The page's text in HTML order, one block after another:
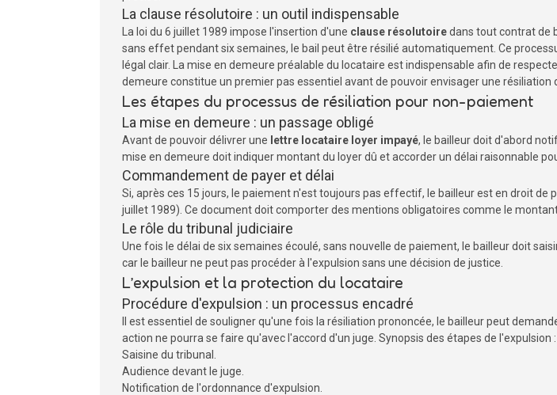
La clause résolutoire : un outil indispensable
La loi du 6 juillet 1989 impose l'insertion d'une clause résolutoiredans tout contrat de
sans effet pendant six semaines, le bail peut être résilié automatiquement. Ce
légal clair. La mise en demeure préalable du locataire est indispensable afin de
demeure constitue un premier pas essentiel avant de pouvoir envisager une résiliation
Les étapes du processus de résiliation pour non-paiement
La mise en demeure : un passage obligé
Avant de pouvoir délivrer une lettre locataire loyer impayé, le bailleur doit d'abord
mise en demeure doit indiquer montant du loyer dû et accorder un délai raisonnable
Commandement de payer et délai
Si, après ces 15 jours, le paiement n'est toujours pas effectif, le bailleur est en droit de
juillet 1989). Ce document doit comporter des mentions obligatoires comme le
Le rôle du tribunal judiciaire
Une fois le délai de six semaines écoulé, sans nouvelle de paiement, le bailleur doit
car le bailleur ne peut pas procéder à l'expulsion sans une décision de justice.
L’expulsion et la protection du locataire
Procédure d'expulsion : un processus encadré
Il est essentiel de souligner qu'une fois la résiliation prononcée, le bailleur peut
action ne pourra se faire qu'avec l'accord d'un juge. Synopsis des étapes de l'expulsion :
Saisine du tribunal.
Audience devant le juge.
Notification de l'ordonnance d'expulsion.